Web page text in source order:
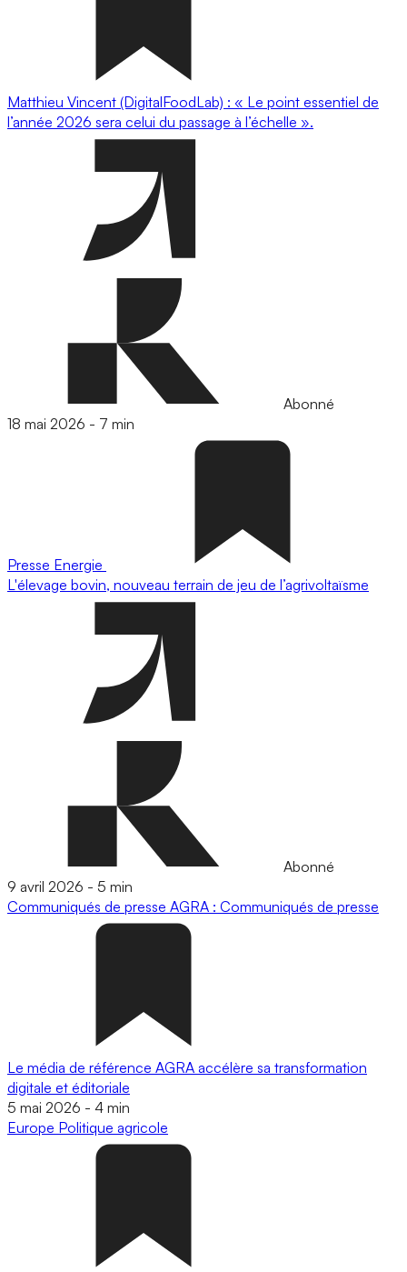
Matthieu Vincent (DigitalFoodLab) : « Le point essentiel de
l’année 2026 sera celui du passage à l’échelle ».
Abonné
18 mai 2026 - 7 min
Presse Energie
L'élevage bovin, nouveau terrain de jeu de l’agrivoltaïsme
Abonné
9 avril 2026 - 5 min
Communiqués de presse AGRA : Communiqués de presse
Le média de référence AGRA accélère sa transformation
digitale et éditoriale
5 mai 2026 - 4 min
Europe Politique agricole